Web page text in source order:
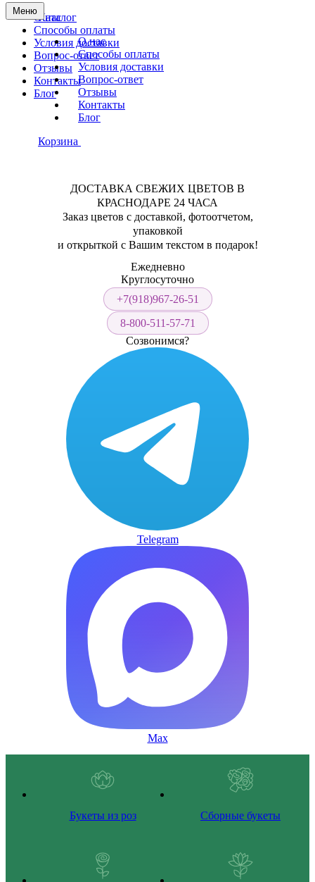
Меню
О нас
Способы оплаты
Условия доставки
Вопрос-ответ
Отзывы
Контакты
Блог
Каталог
О нас
Способы оплаты
Условия доставки
Вопрос-ответ
Отзывы
Контакты
Блог
Корзина
ДОСТАВКА СВЕЖИХ ЦВЕТОВ В
КРАСНОДАРЕ 24 ЧАСА
Заказ цветов с доставкой, фотоотчетом,
упаковкой
и открыткой с Вашим текстом в подарок!
Ежедневно
Круглосуточно
+7(918)967-26-51
8-800-511-57-71
Созвонимся?
Telegram
Max
Букеты из роз Сборные букеты